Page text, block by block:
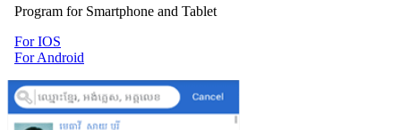
Program for Smartphone and Tablet
For IOS
For Android